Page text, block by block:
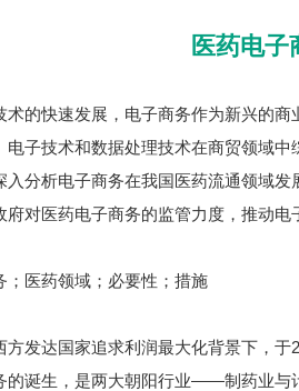
医药电子
术的快速发展，电子商务作为新兴的
电子技术和数据处理技术在商贸领域
入分析电子商务在我国医药流通领域
府对医药电子商务的监管力度，推动
；医药领域；必要性；措施
方发达国家追求利润最大化背景下，
的诞生，是两大朝阳行业——制药业与